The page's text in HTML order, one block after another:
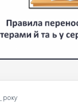
року